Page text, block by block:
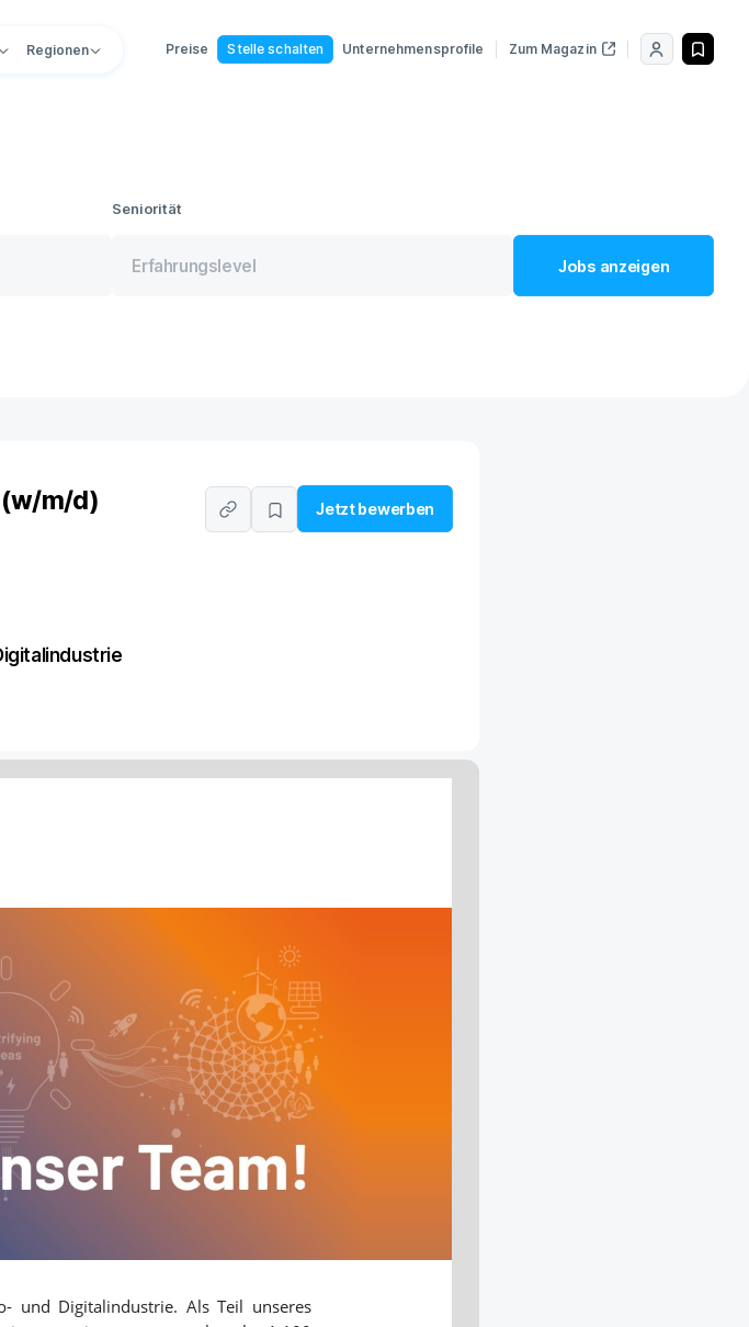
Regionen Preise Stelle schalten Unternehmensprofile Zum Magazin
Seniorität
Jobs anzeigen
(w/m/d) Jetzt bewerben